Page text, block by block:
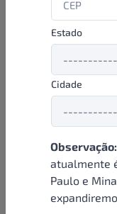
Estado
Cidade
Observação:
atualmente
Paulo e
comprando de seus
distribuidores para
agilidade. Aproveite!
Formas de
Institucional
Sobre nós
Condições e termos